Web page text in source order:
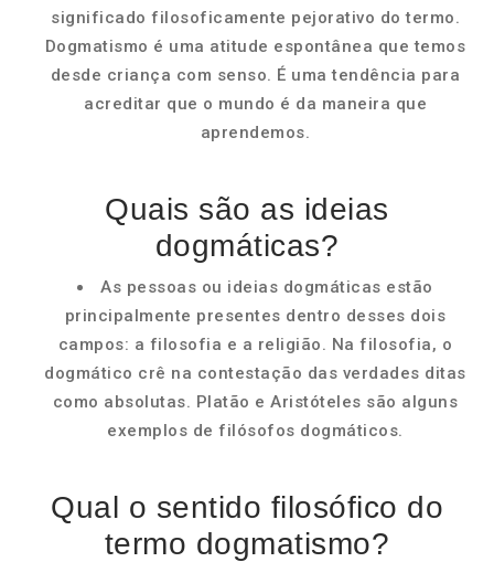
significado filosoficamente pejorativo do termo.
Dogmatismo é uma atitude espontânea que temos
desde criança com senso. É uma tendência para
acreditar que o mundo é da maneira que
aprendemos.
Quais são as ideias
dogmáticas?
As pessoas ou ideias dogmáticas estão
principalmente presentes dentro desses dois
campos: a filosofia e a religião. Na filosofia, o
dogmático crê na contestação das verdades ditas
como absolutas. Platão e Aristóteles são alguns
exemplos de filósofos dogmáticos.
Qual o sentido filosófico do
termo dogmatismo?